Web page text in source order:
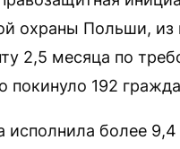
охраны Польши, из
2,5 месяца по
покинуло 192
исполнила более